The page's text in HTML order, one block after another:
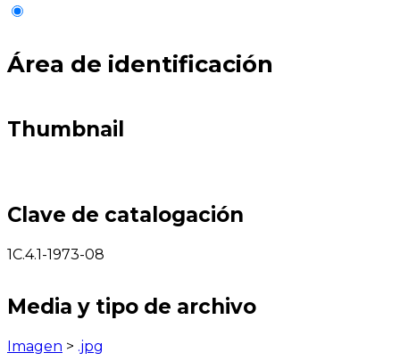
Área de identificación
Thumbnail
Clave de catalogación
1C.4.1-1973-08
Media y tipo de archivo
Imagen > .jpg